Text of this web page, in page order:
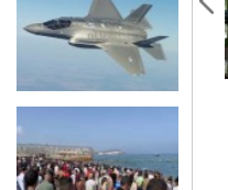
أطباء يرفضون الإخلاء رغم
تصاعد المخاطر في مستشفيات